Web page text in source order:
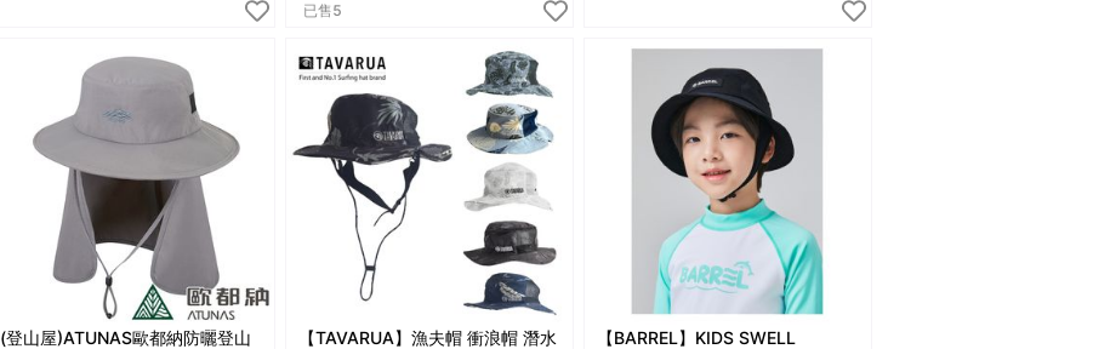
已售5
(登山屋)ATUNAS歐都納防曬登山
【TAVARUA】漁夫帽 衝浪帽 潛水
【BARREL】KIDS SWELL